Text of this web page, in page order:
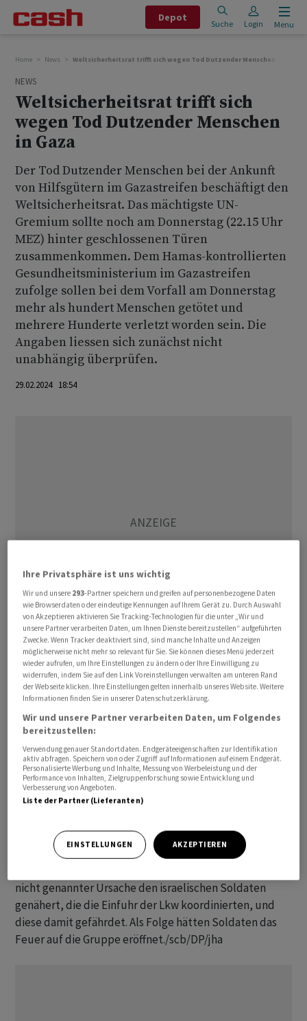
Depot
Suche Login Menu
Home News Weltsicherheitsrat trifft sich wegen Tod Dutzender Menschen in Gaza
NEWS
Weltsicherheitsrat trifft sich
wegen Tod Dutzender Menschen
in Gaza
Der Tod Dutzender Menschen bei der Ankunft
von Hilfsgütern im Gazastreifen beschäftigt den
Weltsicherheitsrat. Das mächtigste UN-
Gremium sollte noch am Donnerstag (22.15 Uhr
MEZ) hinter geschlossenen Türen
zusammenkommen. Dem Hamas-kontrollierten
Gesundheitsministerium im Gazastreifen
zufolge sollen bei dem Vorfall am Donnerstag
mehr als hundert Menschen getötet und
mehrere Hunderte verletzt worden sein. Die
Angaben liessen sich zunächst nicht
unabhängig überprüfen.
29.02.2024 18:54
Die ägyptische Regierung warf Israel vor, das Feuer auf
eine wartende Menge eröffnet zu haben. Auch Saudi-
Arabien und Jordanien kritisierten Israel für den Vorfall.
Die israelische Armee hatte mitgeteilt, zahlreiche
Anwohner hätten sich um einfahrende Lastwagen mit
Hilfsgütern gedrängt, um diese zu plündern. Dutzende
wurden demnach etwa durch Rempeleien und
Gedränge getötet und verletzt. Den Angaben zufolge
wurden zudem auch Menschen von Lastwagen
überfahren. Auch diese Angaben liessen sich zunächst
Mehrere israelische Medien hatten unter Berufung auf
nicht genannter Ursache den israelischen Soldaten
genähert, die die Einfuhr der Lkw koordinierten, und
diese damit gefährdet. Als Folge hätten Soldaten das
Feuer auf die Gruppe eröffnet./scb/DP/jha
Ihre Privatsphäre ist uns wichtig
Wir und unsere 293-Partner speichern und greifen auf personenbezogene Daten
wie Browserdaten oder eindeutige Kennungen auf Ihrem Gerät zu. Durch Auswahl
von Akzeptieren aktivieren Sie Tracking-Technologien für die unter „Wir und
unsere Partner verarbeiten Daten, um Ihnen Dienste bereitzustellen“ aufgeführten
Zwecke. Wenn Tracker deaktiviert sind, sind manche Inhalte und Anzeigen
möglicherweise nicht mehr so relevant für Sie. Sie können dieses Menü jederzeit
wieder aufrufen, um Ihre Einstellungen zu ändern oder Ihre Einwilligung zu
widerrufen, indem Sie auf den Link Voreinstellungen verwalten am unteren Rand
der Webseite klicken. Ihre Einstellungen gelten innerhalb unseres Website. Weitere
Informationen finden Sie in unserer Datenschutzerklärung.
Wir und unsere Partner verarbeiten Daten, um Folgendes
bereitzustellen:
Verwendung genauer Standortdaten. Endgeräteeigenschaften zur Identifikation
aktiv abfragen. Speichern von oder Zugriff auf Informationen auf einem Endgerät.
Personalisierte Werbung und Inhalte, Messung von Werbeleistung und der
Performance von Inhalten, Zielgruppenforschung sowie Entwicklung und
Verbesserung von Angeboten.
Liste der Partner (Lieferanten)
EINSTELLUNGEN AKZEPTIEREN